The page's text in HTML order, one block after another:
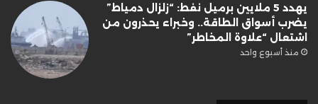
يهدد 5 ملايين برميل نفط: “زلزال دمياط”
يضرب أسواق الطاقة.. وخبراء يحذرون من
اشتعال “علاوة المخاطر”
منذ أسبوع واحد